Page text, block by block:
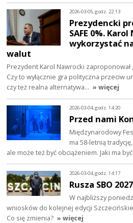
2026-03-05, godz. 22:13
Prezydencki
SAFE 0%.
wykorzystać
walut
Prezydent Karol Nawrocki zaproponował
Czy to wyłącznie gra polityczna przeciw
czy też realna alternatywa… » więcej
2026-03-04, godz. 14:20
Przed nami
Międzynarodowy
ma 58-letnią
ale może też być obciążeniem. Jaki ma
2026-03-04, godz. 14:17
Rusza SBO 2027
W najbliższy
wniosków do kolejnej edycji
Co się zmienia? » więcej